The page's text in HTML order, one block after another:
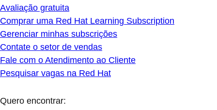
Avaliação gratuita
Comprar uma Red Hat Learning Subscription
Gerenciar minhas subscrições
Contate o setor de vendas
Fale com o Atendimento ao Cliente
Pesquisar vagas na Red Hat
Quero encontrar: